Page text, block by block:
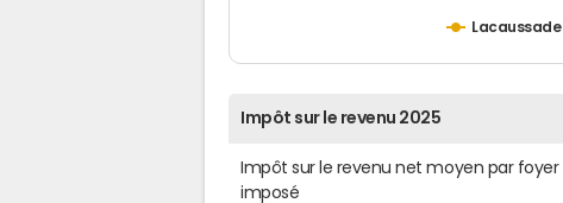
Lacaussade
Impôt sur le revenu 2025
Impôt sur le revenu net moyen par foyer
imposé